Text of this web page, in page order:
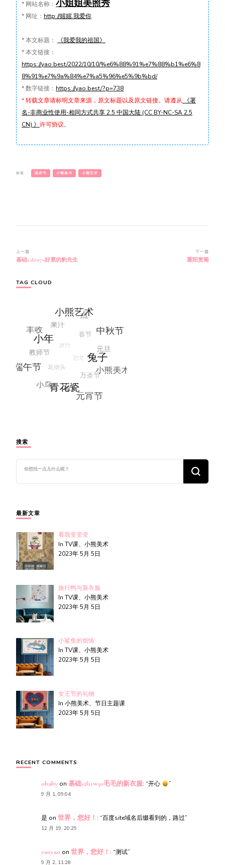
* 网站名称： 小姐姐美照秀
* 网址： http://媱媱.我爱你
*本文标题：
《我爱我的祖国》
*本文链接：
https://yao.best/2022/10/10/%e6%88%91%e7%88%b1%e6%8
8%91%e7%9a%84%e7%a5%96%e5%9b%bd/
*数字链接： https://yao.best/?p=738
*转载文章请标明文章来源，原文标题以及原文链接。请遵从 《署
名-非商业性使用-相同方式共享 2.5 中国大陆 (CC BY-NC-SA 2.5
CN) 》 许可协议。
标签: 国庆节 小熊美术 小熊艺术
博
文
航
上一篇
基础s2l6w70好累的豹先生
下一篇
重阳赏菊
TAG CLOUD
搜索
么
吗?
最新文章
看我变变变
In TV课、小熊美术
2023年 5月 5日
旅行鸭与新衣服
In TV课、小熊美术
2023年 5月 5日
小鲨鱼的烦恼
In TV课、小熊美术
2023年 5月 5日
女王节的礼物
In 小熊美术、节日主题课
2023年 5月 5日
RECENT COMMENTS
obaby on 基础s2l11w91毛毛的新衣服: “开心 ”
9 月 1, 09:04
是 on 世界，您好！ : “百度site域名后缀看到的，路过”
12 月 19, 20:29
yaoyao on 世界，您好！ : “测试”
9 月 2, 11:28